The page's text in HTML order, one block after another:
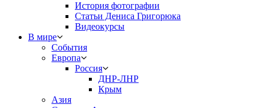
История фотографии
Статьи Дениса Григорюка
Видеокурсы
В мире
События
Европа
Россия
ДНР-ЛНР
Крым
Азия